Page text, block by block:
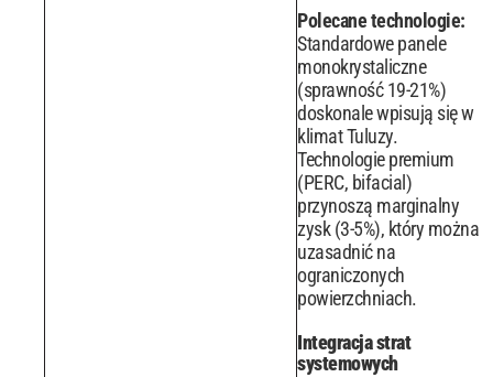
Polecane technologie:
Standardowe panele
monokrystaliczne
(sprawność 19-21%)
doskonale wpisują się w
klimat Tuluzy.
Technologie premium
(PERC, bifacial)
przynoszą marginalny
zysk (3-5%), który można
uzasadnić na
ograniczonych
powierzchniach.
Integracja strat
systemowych